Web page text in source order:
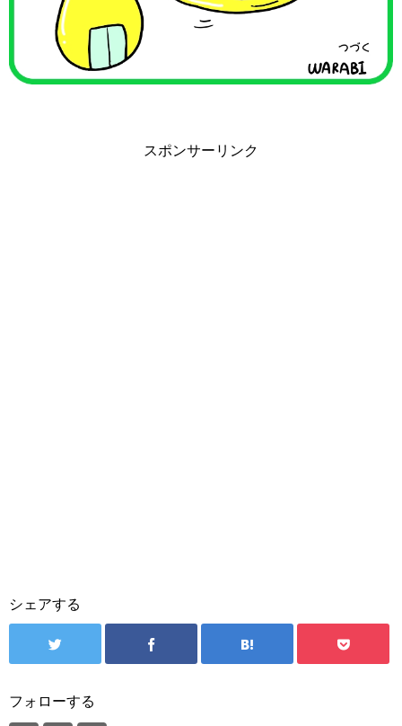
スポンサーリンク
シェアする
フォローする